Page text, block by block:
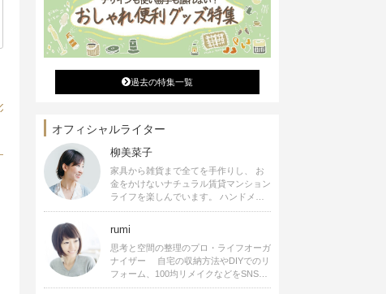
過去の特集一覧
オフィシャルライター
柳美菜子
家具から雑貨まで全てを手作りし、 お
金をかけないナチュラル賃貸マンション
ライフを楽しんでいます。 ハンドメイ
ド雑貨やインテリアに関する著書も出
ます。
rumi
思考と空間の整理のプロ・ライフオーガ
ナイザー 自宅の収納方法やDIYでのリ
フォーム、100均リメイクなどをSNSで
公開中。 収納やリメイク、インテリア